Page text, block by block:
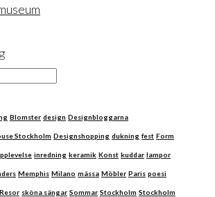
Blomster design Designbloggarna
Stockholm Designshopping dukning fest Form
inredning keramik Konst kuddar lampor
Memphis Milano mässa Möbler Paris poesi
Resor sköna sängar Sommar Stockholm Stockholm